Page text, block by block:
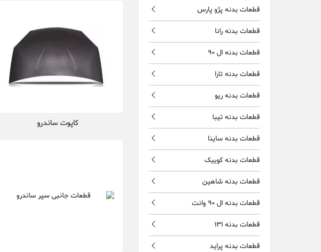
قطعات بدنه پژو پارس
قطعات بدنه رانا
قطعات بدنه ال 90
قطعات بدنه تارا
قطعات بدنه ریو
قطعات بدنه تیبا
قطعات بدنه ساینا
قطعات بدنه کوییک
قطعات بدنه شاهین
قطعات بدنه ال 90 وانت
قطعات بدنه 131
قطعات بدنه پراید
کاپوت ساندرو